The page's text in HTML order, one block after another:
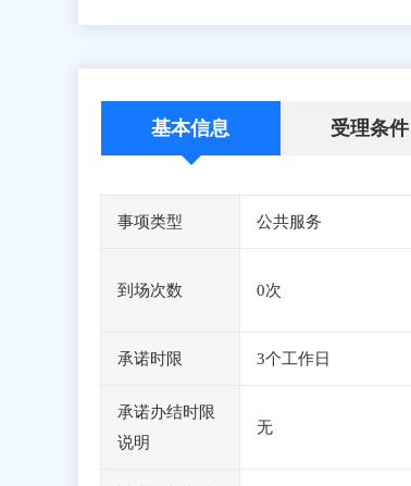
基本信息 受理条件
事项类型 公共服务
到场次数 0次
承诺时限 3个工作日
承诺办结时限
说明
无